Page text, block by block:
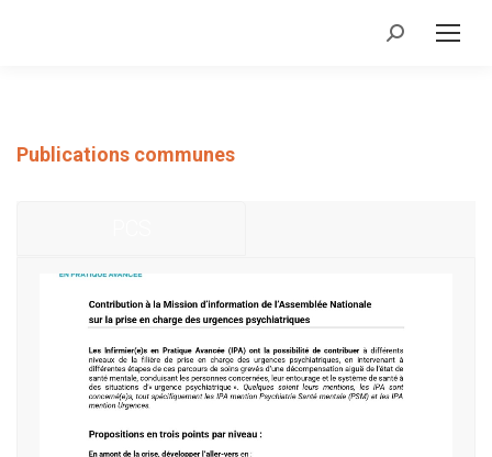
Recherche
Publications communes